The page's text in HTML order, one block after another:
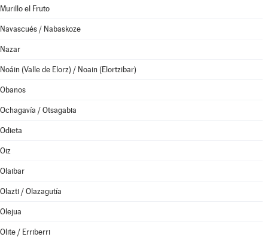
Murillo el Fruto
Navascués / Nabaskoze
Nazar
Noáin (Valle de Elorz) / Noain (Elortzibar)
Obanos
Ochagavía / Otsagabia
Odieta
Oiz
Olaibar
Olazti / Olazagutía
Olejua
Olite / Erriberri